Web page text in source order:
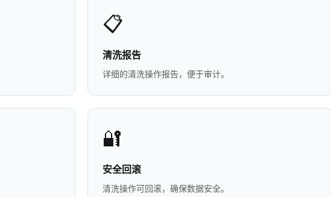
📋
清洗报告
详细的清洗操作报告，便于审计。
🔐
安全回滚
清洗操作可回滚，确保数据安全。